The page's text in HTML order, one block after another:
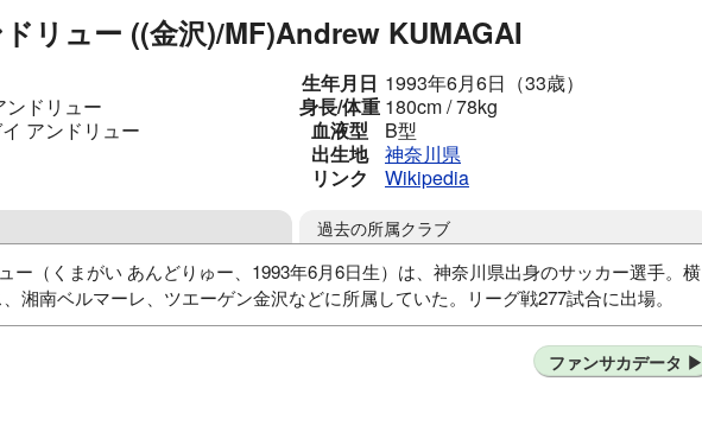
リュー ((金沢)/MF)Andrew KUMAGAI
ンドリュー
アンドリュー
生年月日 1993年6月6日（33歳）
身長/体重 180cm / 78kg
血液型
B型
出生地
神奈川県
リンク
Wikipedia
ー（くまがい あんどりゅー、1993年6月6日生）は、神奈川県出身のサッカー選手。横
湘南ベルマーレ、ツエーゲン金沢などに所属していた。リーグ戦277試合に出場。
過去の所属クラブ
横浜F・マリノス
ファンサカデータ